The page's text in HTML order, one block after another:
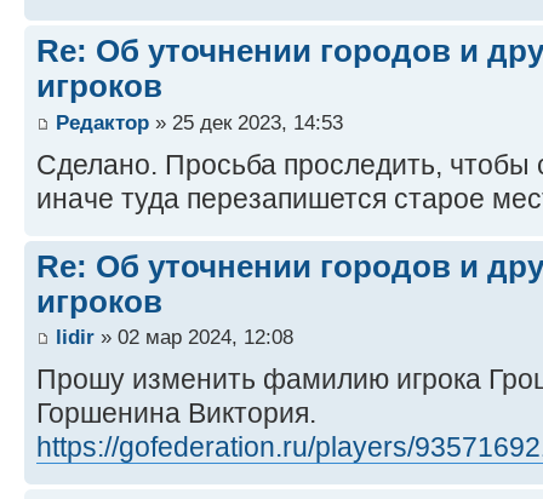
Re: Об уточнении городов и
игроков
Редактор » 25 дек 2023, 14:53
Сделано. Просьба проследить, чтобы
иначе туда перезапишется старое
Re: Об уточнении городов и
игроков
lidir » 02 мар 2024, 12:08
Прошу изменить фамилию игрока
Горшенина Виктория.
https://gofederation.ru/players/